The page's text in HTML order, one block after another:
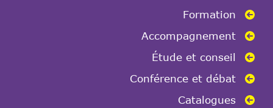
Formation
Accompagnement
Étude et conseil
Conférence et débat
Catalogues